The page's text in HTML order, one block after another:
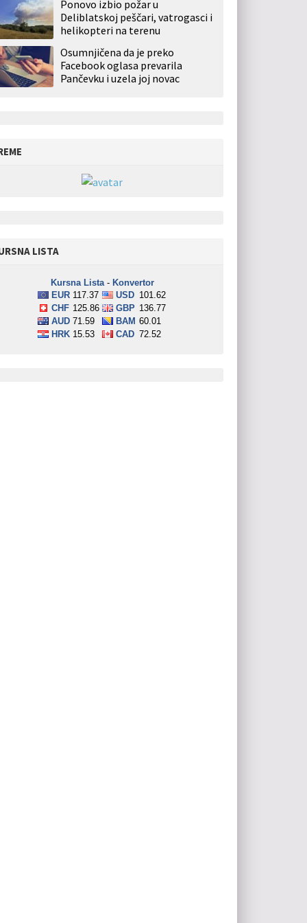
Ponovo izbio požar u
Deliblatskoj peščari, vatrogasci i
helikopteri na terenu
Osumnjičena da je preko
Facebook oglasa prevarila
Pančevku i uzela joj novac
LISTA